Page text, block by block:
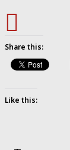
Share this:
Like this: